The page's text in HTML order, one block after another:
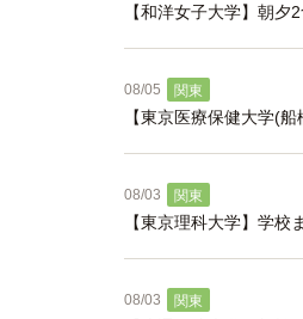
【和洋女子大学】朝
08/05 関東
【東京医療保健大学(
08/03 関東
【東京理科大学】学
08/03 関東